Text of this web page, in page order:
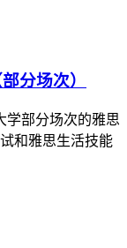
分场次）
学部分场次的雅思
和雅思生活技能